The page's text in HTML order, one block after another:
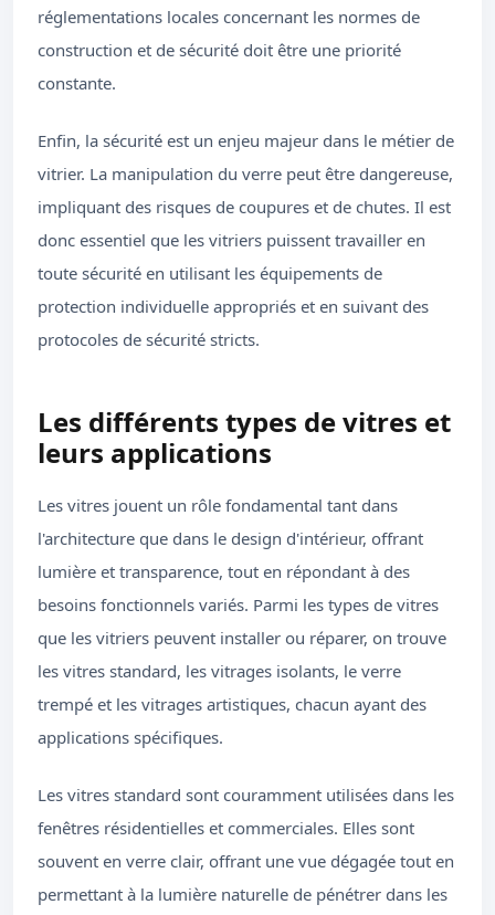
réglementations locales concernant les normes de
construction et de sécurité doit être une priorité
constante.
Enfin, la sécurité est un enjeu majeur dans le métier de
vitrier. La manipulation du verre peut être dangereuse,
impliquant des risques de coupures et de chutes. Il est
donc essentiel que les vitriers puissent travailler en
toute sécurité en utilisant les équipements de
protection individuelle appropriés et en suivant des
protocoles de sécurité stricts.
Les différents types de vitres et
leurs applications
Les vitres jouent un rôle fondamental tant dans
l'architecture que dans le design d'intérieur, offrant
lumière et transparence, tout en répondant à des
besoins fonctionnels variés. Parmi les types de vitres
que les vitriers peuvent installer ou réparer, on trouve
les vitres standard, les vitrages isolants, le verre
trempé et les vitrages artistiques, chacun ayant des
applications spécifiques.
Les vitres standard sont couramment utilisées dans les
fenêtres résidentielles et commerciales. Elles sont
souvent en verre clair, offrant une vue dégagée tout en
permettant à la lumière naturelle de pénétrer dans les